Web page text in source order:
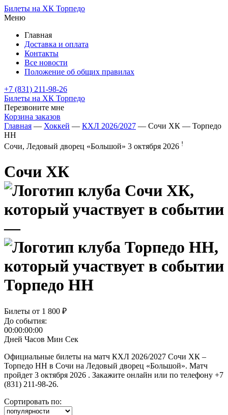
Билеты на ХК Торпедо
Меню
Главная
Доставка и оплата
Контакты
Все новости
Положение об общих правилах
+7 (831) 211-98-26
Билеты на ХК Торпедо
Перезвоните мне
Корзина заказов
Главная — Хоккей — КХЛ 2026/2027 — Сочи ХК — Торпедо
НН
Сочи, Ледовый дворец «Большой» 3 октября 2026 !
Сочи ХК
—
Торпедо НН
Билеты от 1 800 ₽
До события:
00:00:00:00
Дней Часов Мин Сек
Официальные билеты на матч КХЛ 2026/2027 Сочи ХК –
Торпедо НН в Сочи на Ледовый дворец «Большой». Матч
пройдет 3 октября 2026 . Закажите онлайн или по телефону +7
(831) 211-98-26.
Сортировать по: